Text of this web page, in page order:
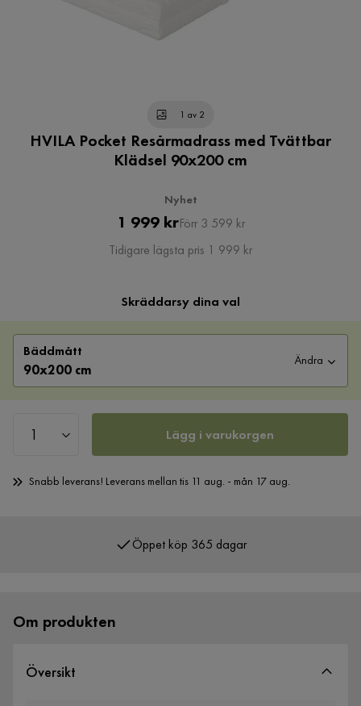
1 av 2
HVILA Pocket Resårmadrass med Tvättbar
Klädsel 90x200 cm
Nyhet
Pris
1 999 krOriginal
Pris
Förr 3 599 kr
Tidigare lägsta pris 1 999 kr
Skräddarsy dina val
Bäddmått
90x200 cm
Ändra
Lägg i varukorgen
Snabb leverans! Leverans mellan tis 11 aug. - mån 17 aug.
Om produkten
Översikt